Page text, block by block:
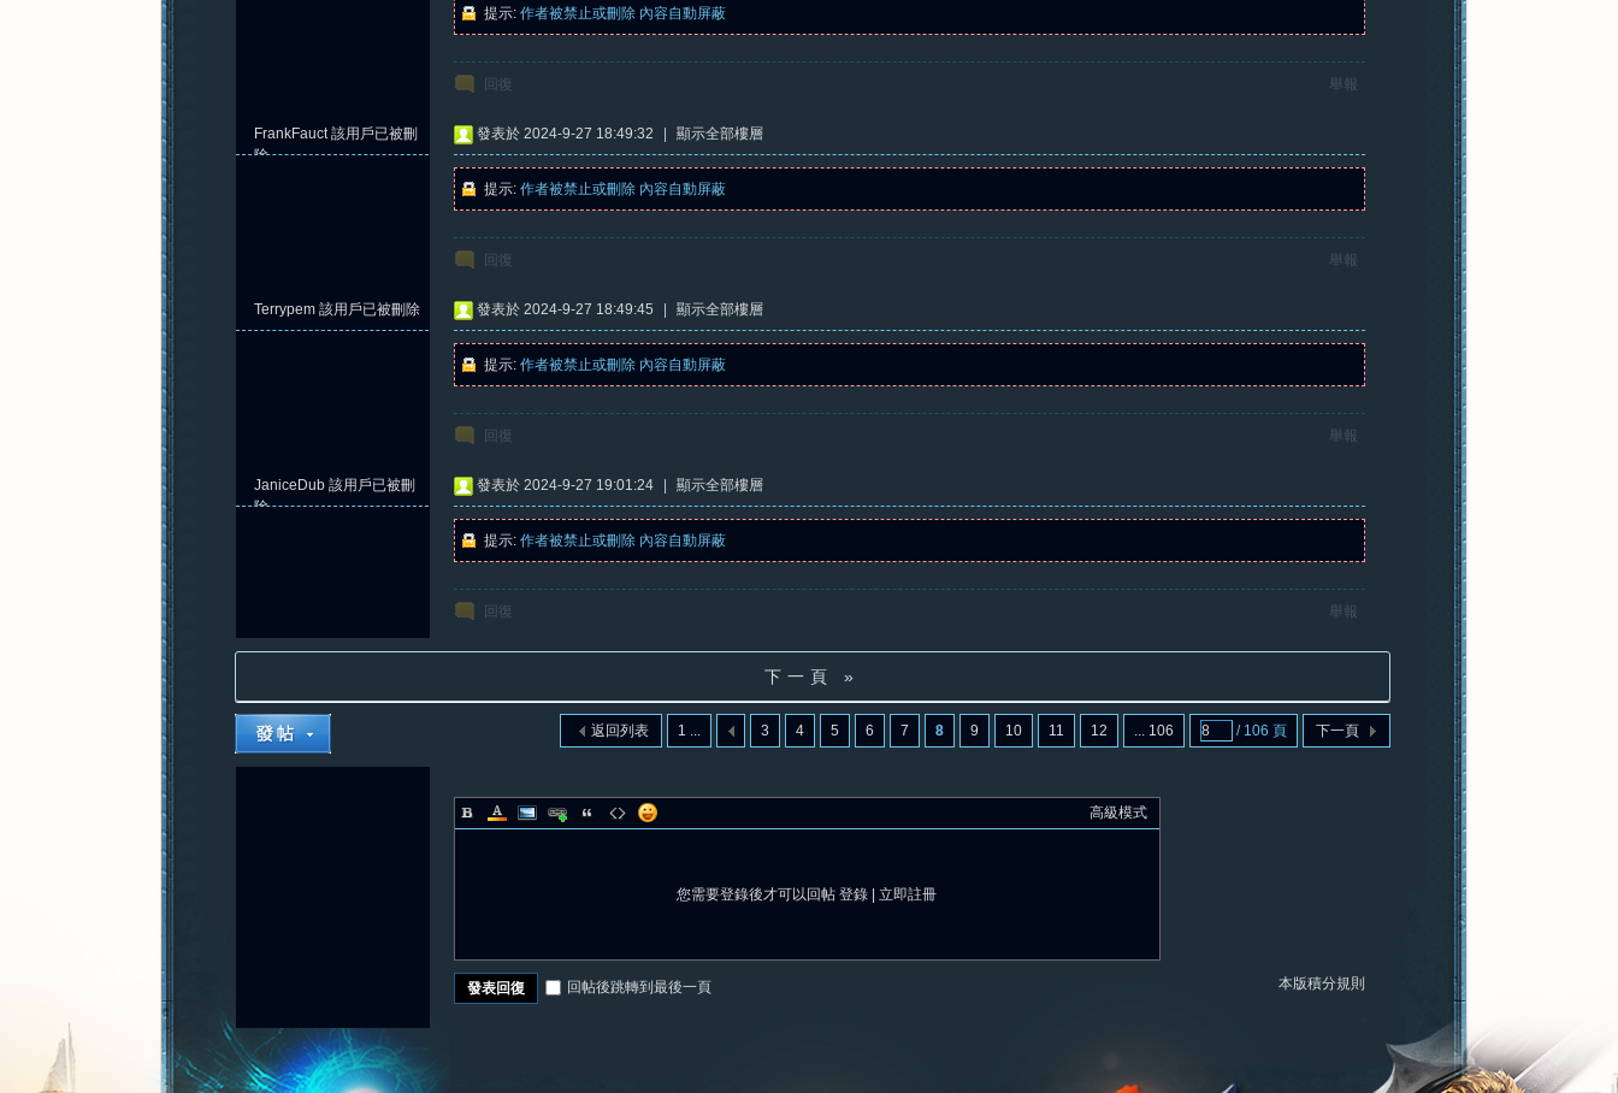
提示: 作者被禁止或刪除 內容自動屏蔽
回復 舉報
FrankFauct該用戶已被刪
除
發表於 2024-9-27 18:49:32 顯示全部樓層
提示: 作者被禁止或刪除 內容自動屏蔽
回復 舉報
Terrypem 該用戶已被刪除 發表於 2024-9-27 18:49:45 顯示全部樓層
提示: 作者被禁止或刪除 內容自動屏蔽
回復 舉報
JaniceDub 該用戶已被刪
除
發表於 2024-9-27 19:01:24 顯示全部樓層
提示: 作者被禁止或刪除 內容自動屏蔽
回復 舉報
下一頁 »
1 ... 3 4 5 6 7 8 9 10 11 12 ... 106 / 106 頁 下一頁
返回列表
高級模式
您需要登錄後才可以回帖 登錄 立即註冊
本版積分規則
發表回復 回帖後跳轉到最後一頁